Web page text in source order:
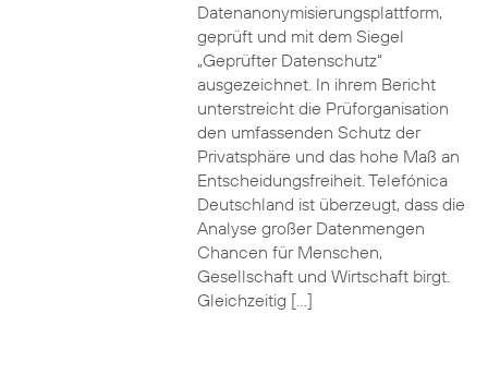
Datenanonymisierungsplattform,
geprüft und mit dem Siegel
„Geprüfter Datenschutz“
ausgezeichnet. In ihrem Bericht
unterstreicht die Prüforganisation
den umfassenden Schutz der
Privatsphäre und das hohe Maß an
Entscheidungsfreiheit. Telefónica
Deutschland ist überzeugt, dass die
Analyse großer Datenmengen
Chancen für Menschen,
Gesellschaft und Wirtschaft birgt.
Gleichzeitig […]